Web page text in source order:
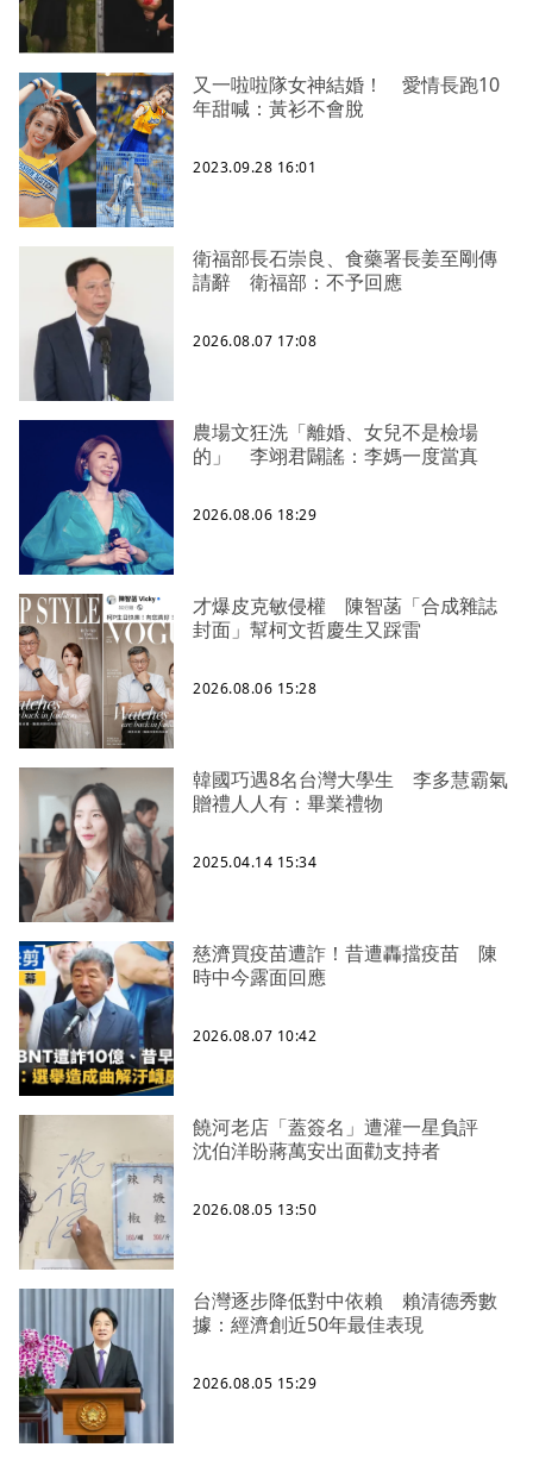
又一啦啦隊女神結婚！ 愛情長跑10
年甜喊：黃衫不會脫
2023.09.28 16:01
衛福部長石崇良、食藥署長姜至剛傳
請辭 衛福部：不予回應
2026.08.07 17:08
農場文狂洗「離婚、女兒不是檢場
的」 李翊君闢謠：李媽一度當真
2026.08.06 18:29
才爆皮克敏侵權 陳智菡「合成雜誌
封面」幫柯文哲慶生又踩雷
2026.08.06 15:28
韓國巧遇8名台灣大學生 李多慧霸氣
贈禮人人有：畢業禮物
2025.04.14 15:34
慈濟買疫苗遭詐！昔遭轟擋疫苗 陳
時中今露面回應
2026.08.07 10:42
饒河老店「蓋簽名」遭灌一星負評
沈伯洋盼蔣萬安出面勸支持者
2026.08.05 13:50
台灣逐步降低對中依賴 賴清德秀數
據：經濟創近50年最佳表現
2026.08.05 15:29